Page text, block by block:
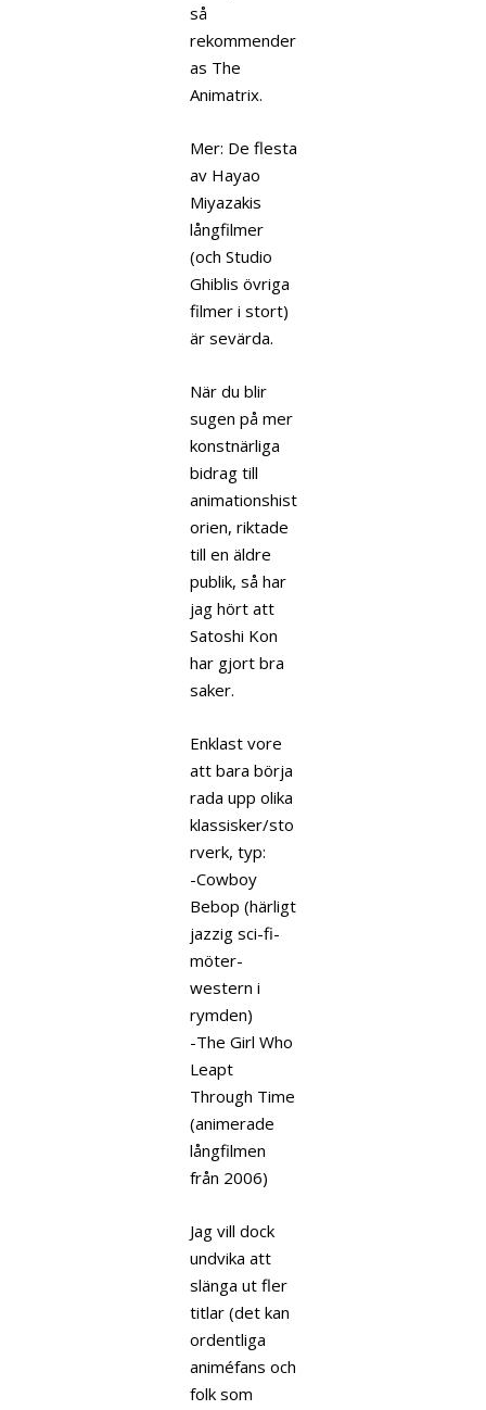
så
rekommender
as The
Animatrix.
Mer: De flesta
av Hayao
Miyazakis
långfilmer
(och Studio
Ghiblis övriga
filmer i stort)
är sevärda.
När du blir
sugen på mer
konstnärliga
bidrag till
animationshist
orien, riktade
till en äldre
publik, så har
jag hört att
Satoshi Kon
har gjort bra
saker.
Enklast vore
att bara börja
rada upp olika
klassisker/sto
rverk, typ:
-Cowboy
Bebop (härligt
jazzig sci-fi-
möter-
western i
rymden)
-The Girl Who
Leapt
Through Time
(animerade
långfilmen
från 2006)
Jag vill dock
undvika att
slänga ut fler
titlar (det kan
ordentliga
animéfans och
folk som